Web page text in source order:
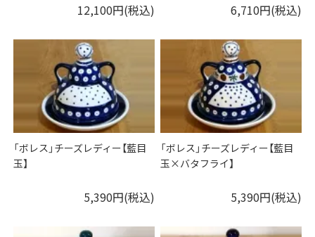
12,100円(税込) 6,710円(税込)
「ボレス」チーズレディー【藍目
玉】
5,390円(税込)
「ボレス」チーズレディー【藍目
玉×バタフライ】
5,390円(税込)